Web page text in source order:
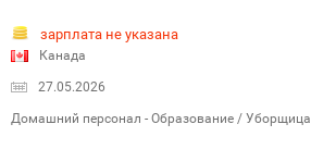
зарплата не указана
Канада
27.05.2026
Домашний персонал - Образование / Уборщица